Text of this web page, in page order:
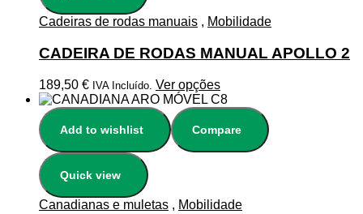
Cadeiras de rodas manuais , Mobilidade
CADEIRA DE RODAS MANUAL APOLLO 2
189,50 € IVA Incluído. Ver opções
Add to wishlist Compare
Quick view
Canadianas e muletas , Mobilidade